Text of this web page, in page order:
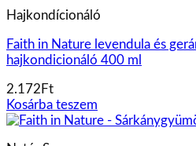
Hajkondícionáló
Faith in Nature levendula és
hajkondicionáló 400 ml
2.172 Ft
Kosárba teszem